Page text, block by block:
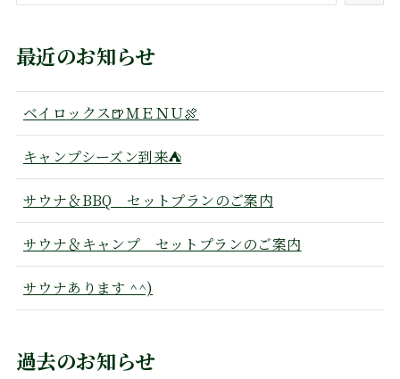
最近のお知らせ
ベイロックス🍺ＭＥＮＵ🍖
キャンプシーズン到来⛺
サウナ＆BBQ セットプランのご案内
サウナ＆キャンプ セットプランのご案内
サウナあります ^^)
過去のお知らせ